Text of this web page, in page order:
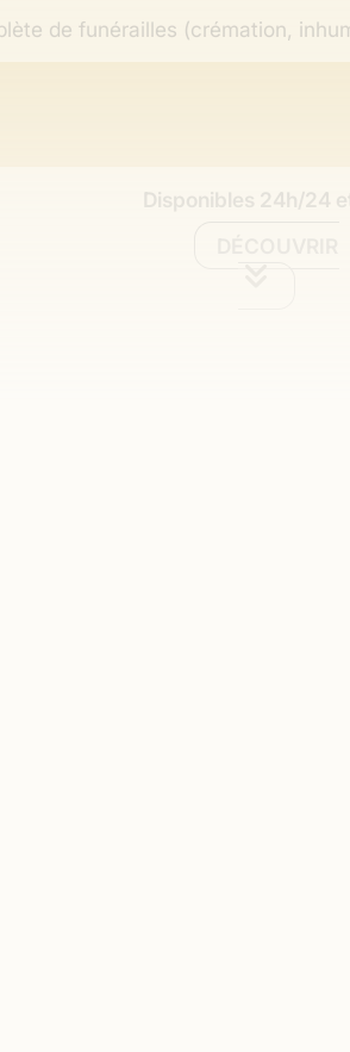
de funérailles (crémation,
Disponibles 24h/24